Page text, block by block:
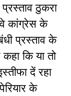
ठुकरा
वे कांग्रेस के
प्रस्ताव के
कि या तो
दें रहा
के